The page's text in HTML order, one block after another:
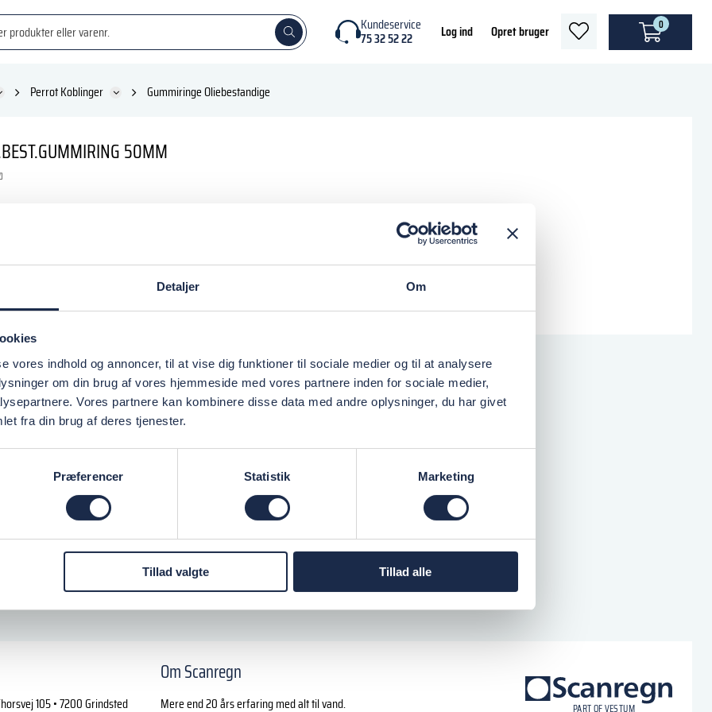
Detaljer Om
vores indhold og annoncer, til at vise dig funktioner til sociale medier og til at analysere
om din brug af vores hjemmeside med vores partnere inden for sociale medier,
Vores partnere kan kombinere disse data med andre oplysninger, du har givet
fra din brug af deres tjenester.
Præferencer Statistik Marketing
Tillad valgte Tillad alle
Kundeservice
75 32 52 22 Log ind Opret bruger
heart
0
Perrot Koblinger Gummiringe Oliebestandige
50MM
105 • 7200 Grindsted
Om Scanregn
Mere end 20 års erfaring med alt til vand.
PARTOF VESTUM
logo